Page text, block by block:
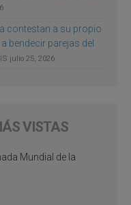
contestan a su propio
bendecir parejas del
julio 25, 2026
VISTAS
Mundial de la